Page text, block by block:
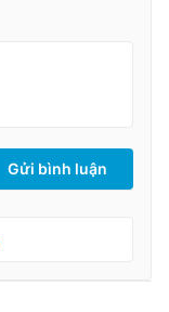
Gửi bình luận